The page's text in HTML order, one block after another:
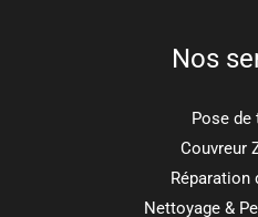
Nos
Pose
Couvreur
Réparation
Nettoyage &